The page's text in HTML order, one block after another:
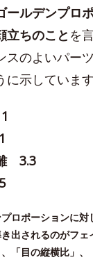
ールデンプロ
立ちのこと を
スのよいパー
示しています
3.3
ロポーションに対
出されるのがフェ
「目の縦横比」、